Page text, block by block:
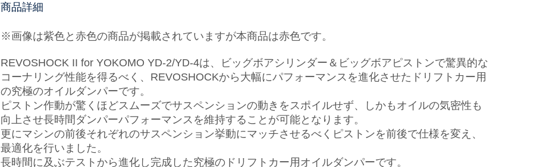
商品詳細
※画像は紫色と赤色の商品が掲載されていますが本商品は赤色です。
REVOSHOCK II for YOKOMO YD-2/YD-4は、ビッグボアシリンダー＆ビッグボアピストンで驚異的な
コーナリング性能を得るべく、REVOSHOCKから大幅にパフォーマンスを進化させたドリフトカー用
の究極のオイルダンパーです。
ピストン作動が驚くほどスムーズでサスペンションの動きをスポイルせず、しかもオイルの気密性も
向上させ長時間ダンパーパフォーマンスを維持することが可能となります。
更にマシンの前後それぞれのサスペンション挙動にマッチさせるべくピストンを前後で仕様を変え、
最適化を行いました。
長時間に及ぶテストから進化し完成した究極のドリフトカー用オイルダンパーです。